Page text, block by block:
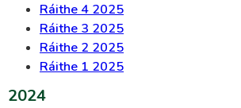
Ráithe 4 2025
Ráithe 3 2025
Ráithe 2 2025
Ráithe 1 2025
2024